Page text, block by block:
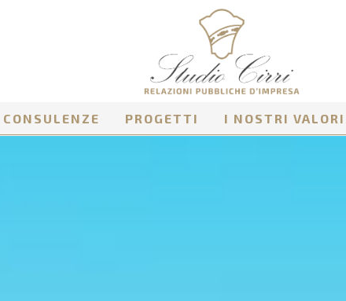
CONSULENZE PROGETTI I NOSTRI VALORI